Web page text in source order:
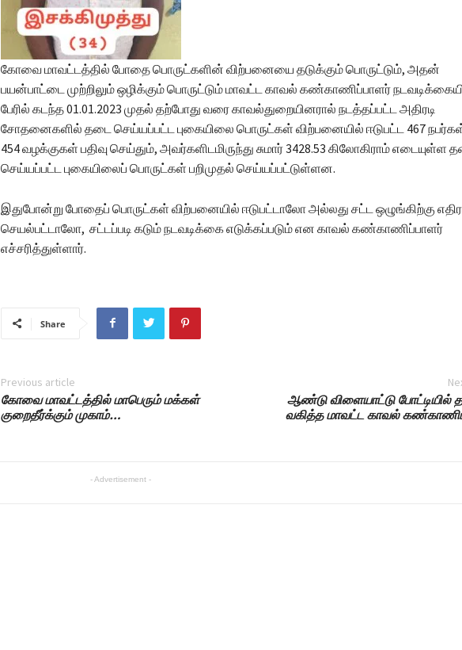
கோவை மாவட்டத்தில் போதை பொருட்களின் விற்பனையை தடுக்கும் பொருட்டும், அதன்
பயன்பாட்டை முற்றிலும் ஒழிக்கும் பொருட்டும் மாவட்ட காவல் கண்காணிப்பாளர்
பேரில் கடந்த 01.01.2023 முதல் தற்போது வரை காவல்துறையினரால் நடத்தப்பட்ட அதிரடி
சோதனைகளில் தடை செய்யப்பட்ட புகையிலை பொருட்கள் விற்பனையில் ஈடுபட்ட 467
454 வழக்குகள் பதிவு செய்தும், அவர்களிடமிருந்து சுமார் 3428.53 கிலோகிராம் எடையுள்ள
செய்யப்பட்ட புகையிலைப் பொருட்கள் பறிமுதல் செய்யப்பட்டுள்ளன.
இதுபோன்று போதைப் பொருட்கள் விற்பனையில் ஈடுபட்டாலோ அல்லது சட்ட ஒழுங்கிற்கு
செயல்பட்டாலோ, சட்டப்படி கடும் நடவடிக்கை எடுக்கப்படும் என காவல் கண்காணிப்பாளர்
எச்சரித்துள்ளார்.
Share
Previous article
கோவை மாவட்டத்தில் மாபெரும் மக்கள்
குறைதீர்க்கும் முகாம்…
ஆண்டு விளையாட்டு
வகித்த மாவட்ட காவல்
- Advertisement -